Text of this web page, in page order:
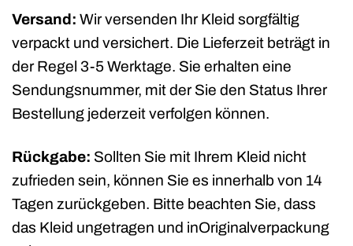
Versand: Wir versenden Ihr Kleid sorgfältig
verpackt und versichert. Die Lieferzeit beträgt in
der Regel 3-5 Werktage. Sie erhalten eine
Sendungsnummer, mit der Sie den Status Ihrer
Bestellung jederzeit verfolgen können.
Rückgabe: Sollten Sie mit Ihrem Kleid nicht
zufrieden sein, können Sie es innerhalb von 14
Tagen zurückgeben. Bitte beachten Sie, dass
das Kleid ungetragen und inOriginalverpackung